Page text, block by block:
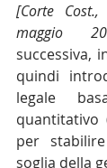
[Corte
maggio
successiva,
quindi
legale
per
soglia della